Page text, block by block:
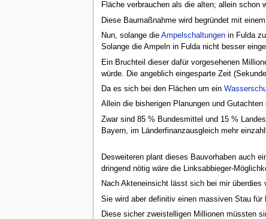
Fläche verbrauchen als die alten; allein schon
Diese Baumaßnahme wird begründet mit
Nun, solange die Ampelschaltungenin Fulda zu
Solange die Ampeln in Fulda nicht besser
Ein Bruchteil dieser dafür vorgesehenen
würde. Die angeblich eingesparte Zeit
Da es sich bei den Flächen um ein
Allein die bisherigen Planungen und
Zwar sind 85 % Bundesmittel und 15 %
Bayern, im Länderfinanzausgleich mehr
Desweiteren plant dieses Bauvorhaben auch
dringend nötig wäre die Linksabbieger-
Nach Akteneinsicht lässt sich bei mir überdies
Sie wird aber definitiv einen massiven Stau für
Diese sicher zweistelligen Millionen müssten